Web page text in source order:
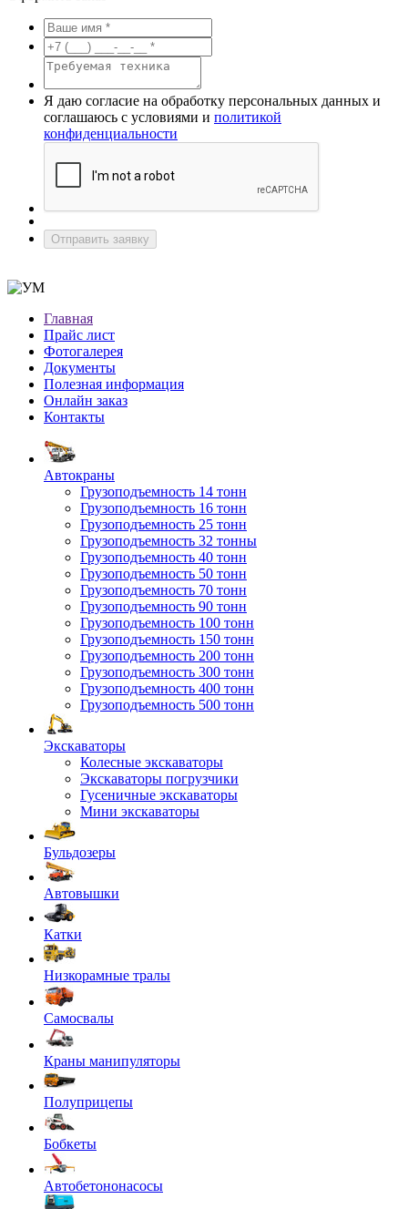
Я даю согласие на обработку персональных данных и
соглашаюсь с условиями и политикой
конфиденциальности
Отправить заявку
Главная
Прайс лист
Фотогалерея
Документы
Полезная информация
Онлайн заказ
Контакты
Автокраны
Грузоподъемность 14 тонн
Грузоподъемность 16 тонн
Грузоподъемность 25 тонн
Грузоподъемность 32 тонны
Грузоподъемность 40 тонн
Грузоподъемность 50 тонн
Грузоподъемность 70 тонн
Грузоподъемность 90 тонн
Грузоподъемность 100 тонн
Грузоподъемность 150 тонн
Грузоподъемность 200 тонн
Грузоподъемность 300 тонн
Грузоподъемность 400 тонн
Грузоподъемность 500 тонн
Экскаваторы
Колесные экскаваторы
Экскаваторы погрузчики
Гусеничные экскаваторы
Мини экскаваторы
Бульдозеры
Автовышки
Катки
Низкорамные тралы
Самосвалы
Краны манипуляторы
Полуприцепы
Бобкеты
Автобетононасосы